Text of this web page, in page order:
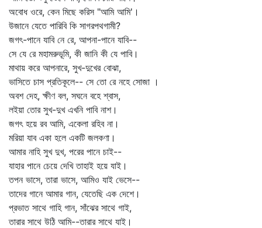
অবোধ ওরে, কেন মিছে করিস "আমি আমি'।
উজানে যেতে পারিবি কি সাগরপথগামী?
জগৎ-পানে যাবি নে রে, আপনা-পানে যাবি--
সে যে রে মহামরুভূমি, কী জানি কী যে পাবি।
মাথায় করে আপনারে, সুখ-দুখের বোঝা,
ভাসিতে চাস প্রতিকূলে-- সে তো রে নহে সোজা ।
অবশ দেহ, ক্ষীণ বল, সঘনে বহে শ্বাস,
লইয়া তোর সুখ-দুখ এখনি পাবি নাশ।
জগৎ হয়ে রব আমি, একেলা রহিব না।
মরিয়া যাব একা হলে একটি জলকণা।
আমার নাহি সুখ দুখ, পরের পানে চাই--
যাহার পানে চেয়ে দেখি তাহাই হয়ে যাই।
তপন ভাসে, তারা ভাসে, আমিও যাই ভেসে--
তাদের গানে আমার গান, যেতেছি এক দেশে।
প্রভাত সাথে গাহি গান, সাঁঝের সাথে গাই,
তারার সাথে উঠি আমি--তারার সাথে যাই।